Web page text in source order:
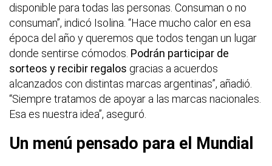
disponible para todas las personas. Consuman o no
consuman”, indicó Isolina. “Hace mucho calor en esa
época del año y queremos que todos tengan un lugar
donde sentirse cómodos. Podrán participar de
sorteos y recibir regalos gracias a acuerdos
alcanzados con distintas marcas argentinas”, añadió.
“Siempre tratamos de apoyar a las marcas nacionales.
Esa es nuestra idea”, aseguró.
Un menú pensado para el Mundial